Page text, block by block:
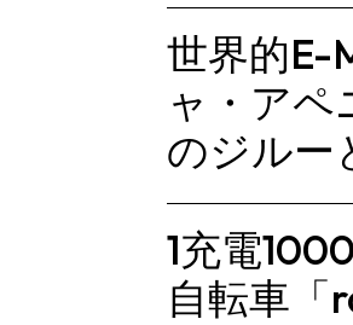
世界的E-
ャ・ア
のジルー
1充電
自転車「